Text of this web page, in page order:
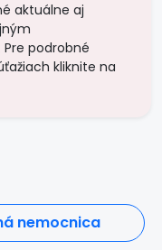
aktuálne aj
podrobné
kliknite na
nemocnica